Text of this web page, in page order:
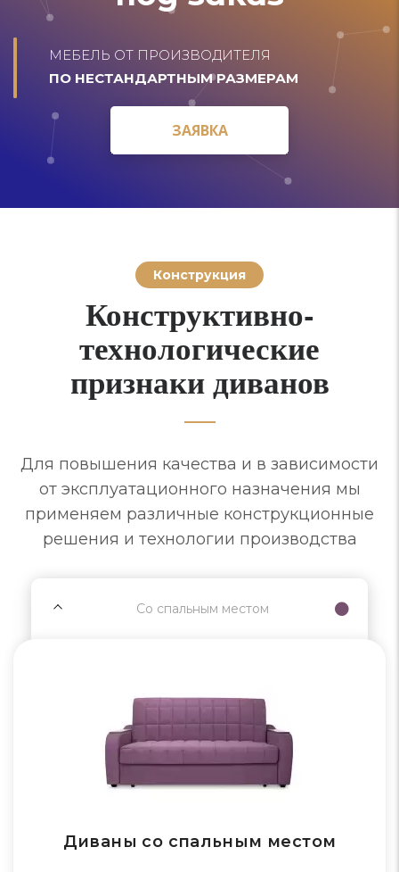
МЕБЕЛЬ ОТ ПРОИЗВОДИТЕЛЯ
ПО НЕСТАНДАРТНЫМ РАЗМЕРАМ
ЗАЯВКА
ЗАЯВКА
Конструкция
Конструктивно-
технологические
признаки диванов
Для повышения качества и в зависимости
от эксплуатационного назначения мы
применяем различные конструкционные
решения и технологии производства
Со спальным местом
Диваны со спальным местом